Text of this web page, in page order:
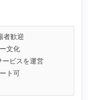
者歓迎
文化
ービスを運営
ト可